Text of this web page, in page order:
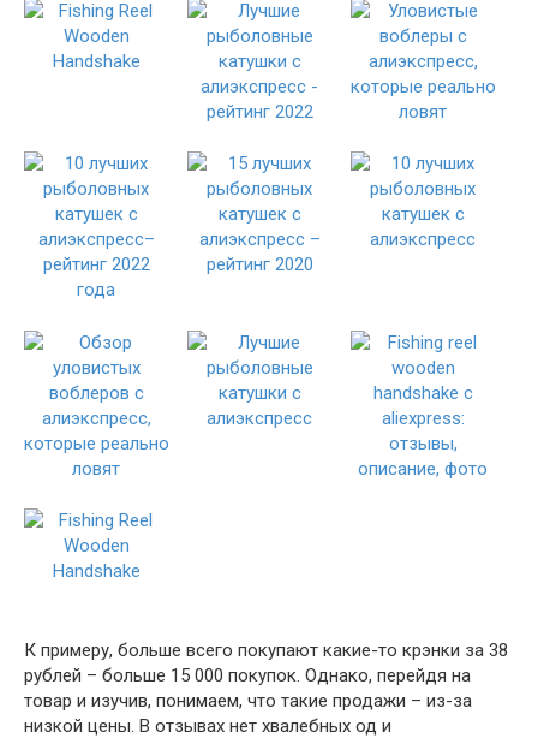
К примеру, больше всего покупают какие-то крэнки за 38
рублей – больше 15 000 покупок. Однако, перейдя на
товар и изучив, понимаем, что такие продажи – из-за
низкой цены. В отзывах нет хвалебных од и